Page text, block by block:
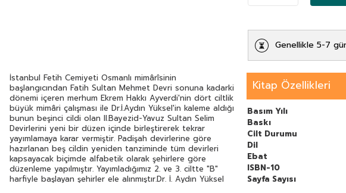
Genellikle 5-7
İstanbul Fetih Cemiyeti Osmanlı mimârîsinin
başlangıcından Fatih Sultan Mehmet Devri sonuna kadarki
dönemi içeren merhum Ekrem Hakkı Ayverdi'nin dört ciltlik
büyük mimâri çalışması ile Dr.İ.Aydın Yüksel'in kaleme aldığı
bunun beşinci cildi olan II.Bayezid-Yavuz Sultan Selim
Devirlerini yeni bir düzen içinde birleştirerek tekrar
yayımlamaya karar vermiştir. Padişah devirlerine göre
hazırlanan beş cildin yeniden tanziminde tüm devirleri
kapsayacak biçimde alfabetik olarak şehirlere göre
düzenleme yapılmıştır. Yayımladığımız 2. ve 3. ciltte "B"
harfiyle başlayan şehirler ele alınmıştır.Dr. İ. Aydın Yüksel
Kitap Özellikleri
Basım Yılı
Baskı
Cilt Durumu
Dil
Ebat
ISBN-10
Sayfa Sayısı